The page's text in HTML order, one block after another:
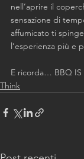
nell’aprire il
sensazione di
affumicato ti
l’esperienza più e
E ricorda… BBQ IS
Think